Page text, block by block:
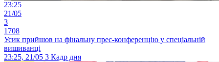
23:25
21/05
3
1708
Усик прийшов на фінальну прес-конференцію у спеціальній
вишиванці
23:25, 21/05 3 Кадр дня